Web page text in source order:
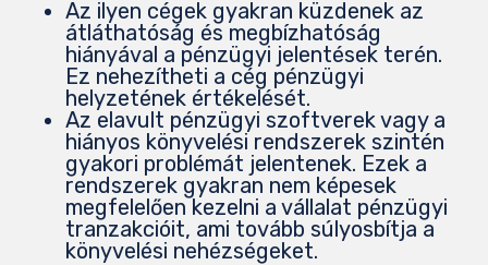
Az ilyen cégek gyakran küzdenek az
átláthatóság és megbízhatóság
hiányával a pénzügyi jelentések terén.
Ez nehezítheti a cég pénzügyi
helyzetének értékelését.
Az elavult pénzügyi szoftverek vagy a
hiányos könyvelési rendszerek szintén
gyakori problémát jelentenek. Ezek a
rendszerek gyakran nem képesek
megfelelően kezelni a vállalat pénzügyi
tranzakcióit, ami tovább súlyosbítja a
könyvelési nehézségeket.